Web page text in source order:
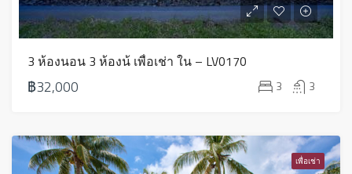
3 ห้องนอน 3 ห้องน้ เพื่อเช่า ใน – LV0170
฿32,000 3 3
เพื่อเช่า